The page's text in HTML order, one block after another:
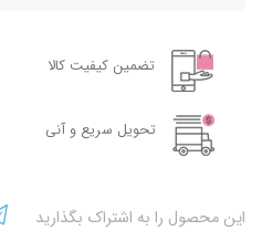
تضمین کیفیت کالا
تحویل سریع و آنی
این محصول را به اشتراک بگذارید